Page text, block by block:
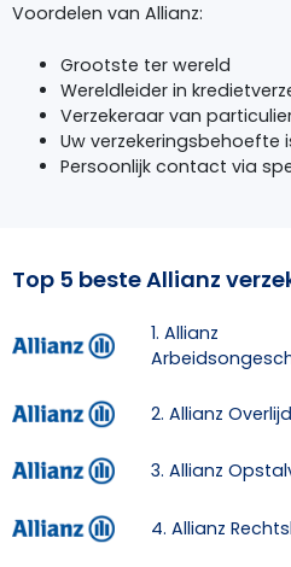
Voordelen van Allianz:
Grootste ter wereld
Wereldleider in
Verzekeraar van
Uw
Persoonlijk contact via
Top 5 beste Allianz
1. Allianz
2. Allianz
3. Allianz
4. Allianz